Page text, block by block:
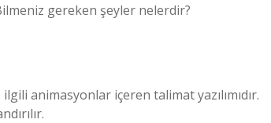
gereken şeyler nelerdir?
animasyonlar içeren talimat yazılımıdır.